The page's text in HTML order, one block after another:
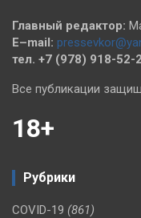
Главный редактор:
E–mail:
тел. +7 (978) 918-52-
Все публикации
18+
Рубрики
COVID-19 (861)